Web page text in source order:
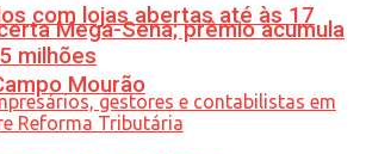
com lojas abertas até às 17
Mourão
Mega-Sena; prêmio acumula
milhões